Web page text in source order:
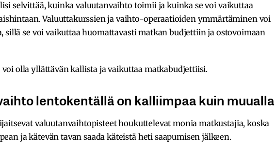
selvittää, kuinka valuutanvaihto toimii ja kuinka se voi vaikuttaa
Valuuttakurssien ja vaihto-operaatioiden ymmärtäminen voi
sillä se voi vaikuttaa huomattavasti matkan budjettiin ja ostovoimaan
olla yllättävän kallista ja vaikuttaa matkabudjettiisi.
lentokentällä on kalliimpaa kuin muualla
valuutanvaihtopisteet houkuttelevat monia matkustajia, koska
ja kätevän tavan saada käteistä heti saapumisen jälkeen.